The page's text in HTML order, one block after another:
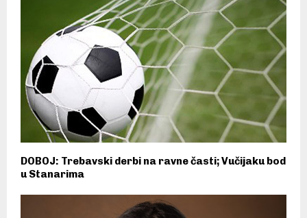
DOBOJ: Trebavski derbi na ravne časti; Vučijaku bod
u Stanarima